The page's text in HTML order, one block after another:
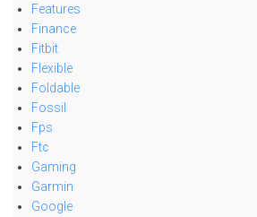
Features
Finance
Fitbit
Flexible
Foldable
Fossil
Fps
Ftc
Gaming
Garmin
Google